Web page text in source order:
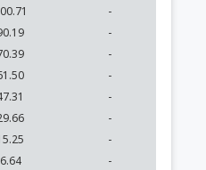
-
-
-
-
-
-
-
6.64 -